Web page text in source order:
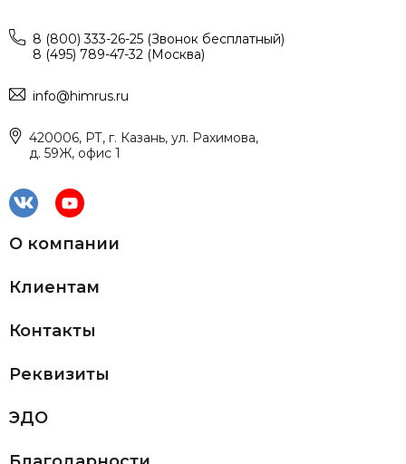
8 (800) 333-26-25 (Звонок бесплатный)
8 (495) 789-47-32 (Москва)
info@himrus.ru
420006, РТ, г. Казань, ул. Рахимова,
д. 59Ж, офис 1
О компании
Клиентам
Контакты
Реквизиты
ЭДО